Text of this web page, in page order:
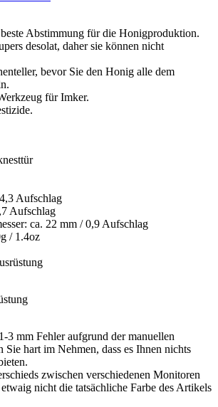
Abstimmung für die Honigproduktion.
desolat, daher sie können nicht
bevor Sie den Honig alle dem
für Imker.
Aufschlag
Aufschlag
ca. 22 mm / 0,9 Aufschlag
/ 1.4oz
3 mm Fehler aufgrund der manuellen
Sie hart im Nehmen, dass es Ihnen nichts
zwischen verschiedenen Monitoren
nicht die tatsächliche Farbe des Artikels